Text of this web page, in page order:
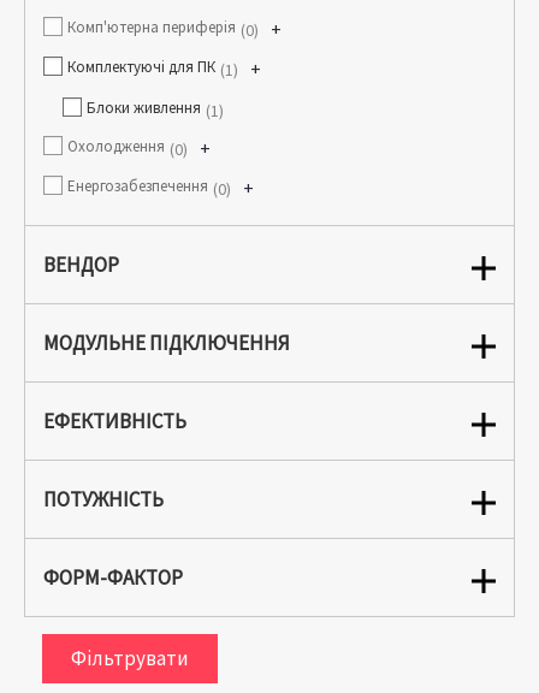
Комп'ютерна периферія +
0
Комплектуючі для ПК +
1
Блоки живлення 1
Охолодження +
0
Енергозабезпечення +
0
ВЕНДОР
МОДУЛЬНЕ ПІДКЛЮЧЕННЯ
ЕФЕКТИВНІСТЬ
ПОТУЖНІСТЬ
ФОРМ-ФАКТОР
Фільтрувати